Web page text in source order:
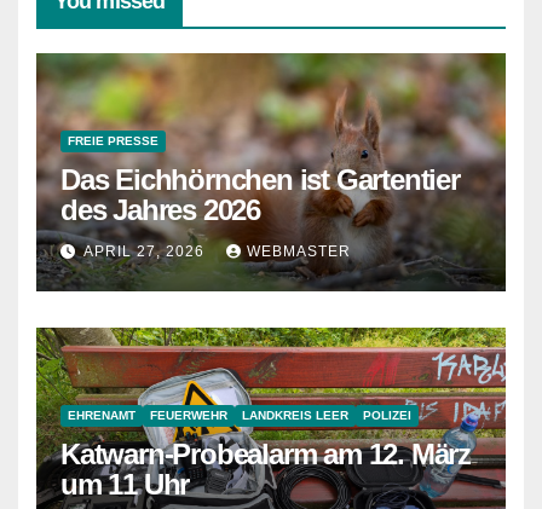
FREIE PRESSE
Das Eichhörnchen ist Gartentier
des Jahres 2026
APRIL 27, 2026 WEBMASTER
EHRENAMT FEUERWEHR LANDKREIS LEER POLIZEI
Katwarn-Probealarm am 12. März
um 11 Uhr